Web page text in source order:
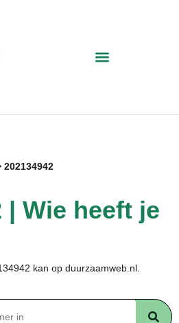
202134942
| Wie heeft je
kan op duurzaamweb.nl.